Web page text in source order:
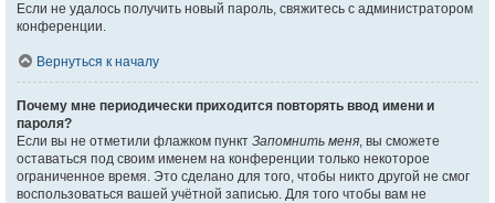
Если не удалось получить новый пароль, свяжитесь с администратором
конференции.
Вернуться к началу
Почему мне периодически приходится повторять ввод имени и
пароля?
Если вы не отметили флажком пункт Запомнить меня, вы сможете
оставаться под своим именем на конференции только некоторое
ограниченное время. Это сделано для того, чтобы никто другой не смог
воспользоваться вашей учётной записью. Для того чтобы вам не